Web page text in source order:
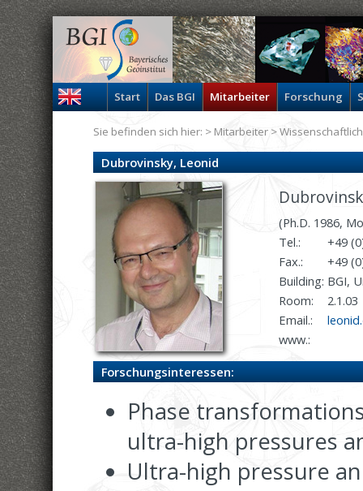
Start Das BGI Mitarbeiter Forschung
Dubrovinsky, Leonid
(Ph.D. 1986,
Tel.:
+49
Fax.:
+49
Building: BGI,
Room:
2.1.03
Email.:
www.:
Forschungsinteressen:
Phase
ultra-high pressures
Ultra-high pressure
Sie befinden sich hier: > Mitarbeiter >